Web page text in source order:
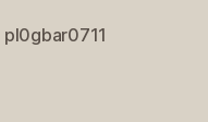
pl0gbar0711